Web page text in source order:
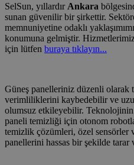
SelSun, yıllardır Ankara
sunan güvenilir bir şirkettir.
memnuniyetine odaklı
konumuna gelmiştir.
için lütfen buraya tıklayın...
Güneş panelleriniz düzenli olarak
verimliliklerini kaybedebilir ve
olumsuz etkileyebilir.
paneli temizliği için otonom
temizlik çözümleri, özel sensörler
panellerini hassas bir şekilde tarar